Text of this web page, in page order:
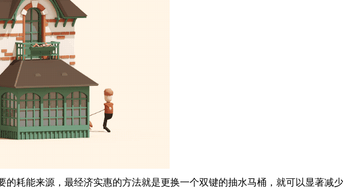
耗能来源，最经济实惠的方法就是更换一个双键的抽水马桶，就可以显著减少